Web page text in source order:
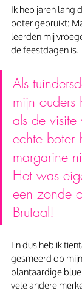
Ik heb jaren lang
boter gebruikt:
leerden mij
de feestdagen is.
Als
mijn ouders
als de
echte boter
margarine
Het was
een zonde
Brutaal!
En dus heb ik
gesmeerd op
plantaardige
vele andere